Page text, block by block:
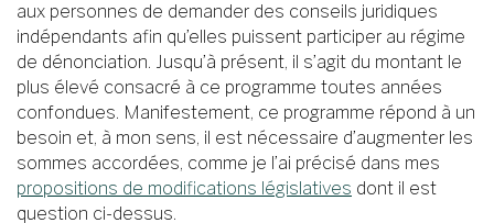
aux personnes de demander des conseils juridiques
indépendants afin qu’elles puissent participer au régime
de dénonciation. Jusqu’à présent, il s’agit du montant le
plus élevé consacré à ce programme toutes années
confondues. Manifestement, ce programme répond à un
besoin et, à mon sens, il est nécessaire d’augmenter les
sommes accordées, comme je l’ai précisé dans mes
propositions de modifications législatives dont il est
question ci-dessus.